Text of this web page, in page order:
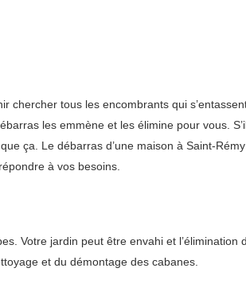
tous les encombrants qui
les emmène et les élimine pour vous.
ça. Le débarras d’une maison à Saint-
à vos besoins.
Votre jardin peut être envahi et
et du démontage des cabanes.